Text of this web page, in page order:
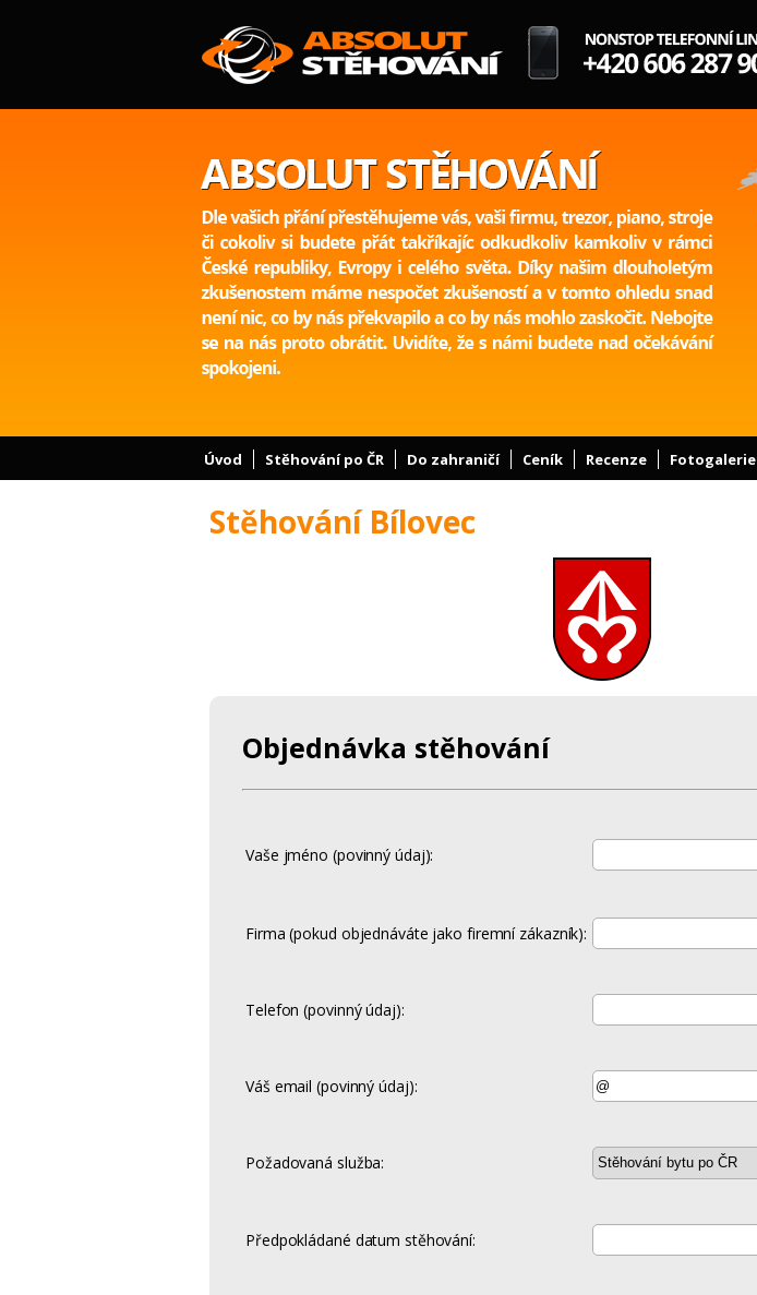
Úvod Stěhování po ČR Do zahraničí Ceník Recenze Fotogalerie
Stěhování Bílovec
Objednávka stěhování
Vaše jméno (povinný údaj):
Firma (pokud objednáváte jako firemní zákazník):
Telefon (povinný údaj):
Váš email (povinný údaj):
Požadovaná služba:
Předpokládané datum stěhování: